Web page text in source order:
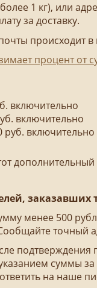
1 кг), или
за доставку.
процент от
руб.
руб.
менее 500
точный
суммы за
на наше